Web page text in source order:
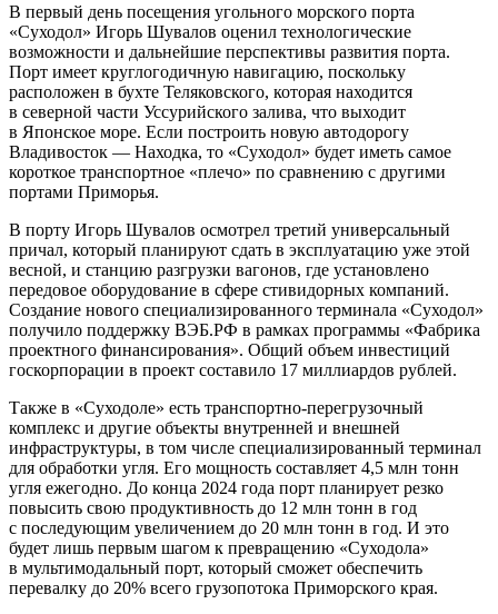
В первый день посещения угольного морского порта
«Суходол» Игорь Шувалов оценил технологические
возможности и дальнейшие перспективы развития порта.
Порт имеет круглогодичную навигацию, поскольку
расположен в бухте Теляковского, которая находится
в северной части Уссурийского залива, что выходит
в Японское море. Если построить новую автодорогу
Владивосток — Находка, то «Суходол» будет иметь самое
короткое транспортное «плечо» по сравнению с другими
портами Приморья.
В порту Игорь Шувалов осмотрел третий универсальный
причал, который планируют сдать в эксплуатацию уже этой
весной, и станцию разгрузки вагонов, где установлено
передовое оборудование в сфере стивидорных компаний.
Создание нового специализированного терминала «Суходол»
получило поддержку ВЭБ.РФ в рамках программы «Фабрика
проектного финансирования». Общий объем инвестиций
госкорпорации в проект составило 17 миллиардов рублей.
Также в «Суходоле» есть транспортно-перегрузочный
комплекс и другие объекты внутренней и внешней
инфраструктуры, в том числе специализированный терминал
для обработки угля. Его мощность составляет 4,5 млн тонн
угля ежегодно. До конца 2024 года порт планирует резко
повысить свою продуктивность до 12 млн тонн в год
с последующим увеличением до 20 млн тонн в год. И это
будет лишь первым шагом к превращению «Суходола»
в мультимодальный порт, который сможет обеспечить
перевалку до 20% всего грузопотока Приморского края.